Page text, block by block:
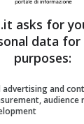
fin
asks for
data
purposes:
advertising and
audience